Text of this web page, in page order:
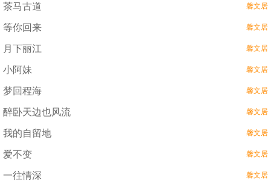
茶马古道 馨文居
等你回来 馨文居
月下丽江 馨文居
小阿妹 馨文居
梦回程海 馨文居
醉卧天边也风流 馨文居
我的自留地 馨文居
爱不变 馨文居
一往情深 馨文居